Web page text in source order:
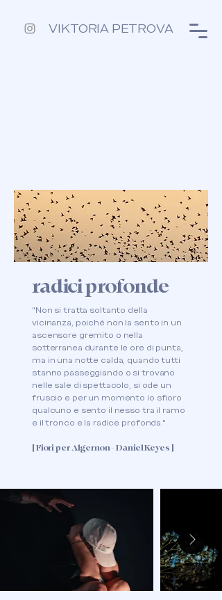
VIKTORIA PETROVA
radici profonde
"Non si tratta soltanto della
vicinanza, poiché non la sento in un
ascensore gremito o nella
sotterranea durante le ore di punta,
ma in una notte calda, quando tutti
stanno passeggiando o si trovano
nelle sale di spettacolo, si ode un
fruscio e per un momento io sfioro
qualcuno e sento il nesso tra il ramo
e il tronco e la radice profonda."
[ Fiori per Algernon - Daniel Keyes ]